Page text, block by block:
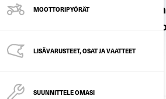
MOOTTORIPYÖRÄT
LISÄVARUSTEET, OSAT JA VAATTEET
SUUNNITTELE OMASI
– minne ikinä kuljetkin, Can-
sopiva mönkijä ja SSV-
seikkailuun.
ALL USAGES